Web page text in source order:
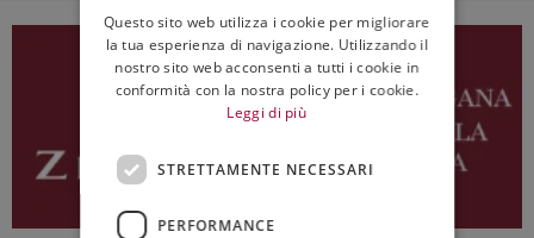
ENGLISH
Questo sito web utilizza i cookie per migliorare
la tua esperienza di navigazione. Utilizzando il
nostro sito web acconsenti a tutti i cookie in
conformità con la nostra policy per i cookie.
Leggi di più
STRETTAMENTE NECESSARI
PERFORMANCE